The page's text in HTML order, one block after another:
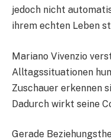
jedoch nicht
ihrem echten Leben
Mariano Vivenzio
Alltagssituationen
Zuschauer erkennen
Dadurch wirkt seine
Gerade